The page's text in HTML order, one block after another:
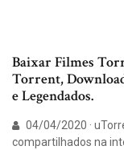
Baixar Filmes
Torrent,
e Legendados.
04/04/2020 ·
compartilhados na